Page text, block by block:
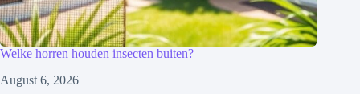
Welke horren houden insecten buiten?
August 6, 2026